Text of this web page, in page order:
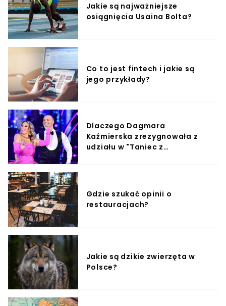
Jakie są najważniejsze
osiągnięcia Usaina Bolta?
Co to jest fintech i jakie są
jego przykłady?
Dlaczego Dagmara
Kaźmierska zrezygnowała z
udziału w "Taniec z
Gdzie szukać opinii o
restauracjach?
Jakie są dzikie zwierzęta w
Polsce?